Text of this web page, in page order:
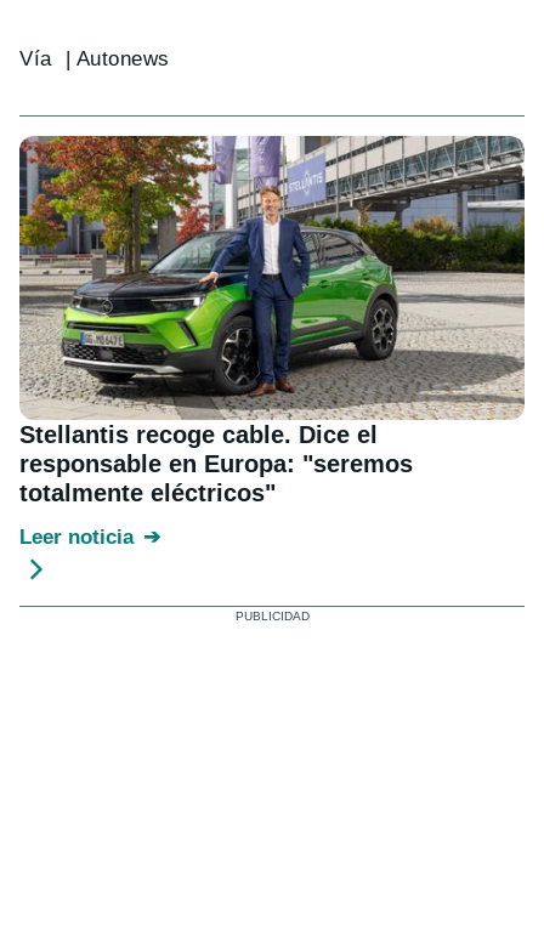
Vía | Autonews
Stellantis recoge cable. Dice el
responsable en Europa: "seremos
totalmente eléctricos"
Leer noticia